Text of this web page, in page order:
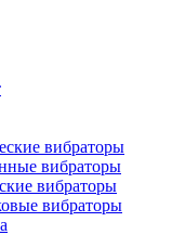
вибраторы
вибраторы
вибраторы
вибраторы